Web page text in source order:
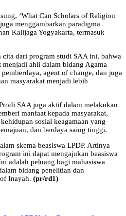
‘What Can Scholars of Religion
menggambarkan paradigma
Kalijaga Yogyakarta, termasuk
dari program studi SAA ini, bahwa
ahli dalam bidang Agama
agent of change, dan juga
masyarakat menjadi lebih
SAA juga aktif dalam melakukan
manfaat kepada masyarakat,
sosial keagamaan yang
dan berdaya saing tinggi.
skema beasiswa LPDP. Artinya
ini dapat mengajukan beasiswa
adalah peluang bagi mahasiswa
bidang penelitian dan
Inayah. (pr/rd1)